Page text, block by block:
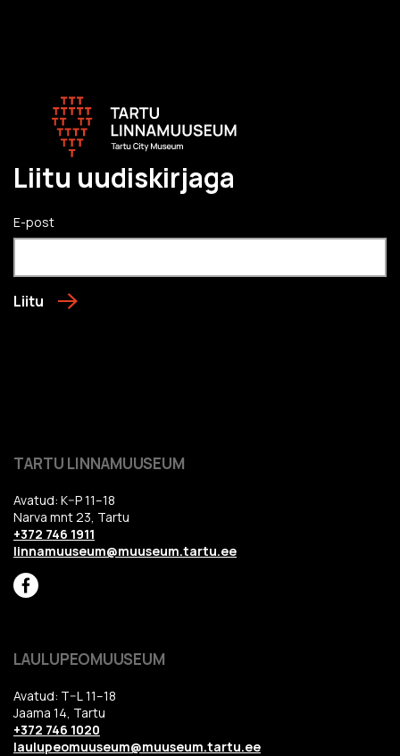
Liitu uudiskirjaga
E-post
Liitu
TARTU LINNAMUUSEUM
Avatud: K–P 11–18
Narva mnt 23, Tartu
+372 746 1911
linnamuuseum@muuseum.tartu.ee
LAULUPEOMUUSEUM
Avatud: T–L 11–18
Jaama 14, Tartu
+372 746 1020
laulupeomuuseum@muuseum.tartu.ee